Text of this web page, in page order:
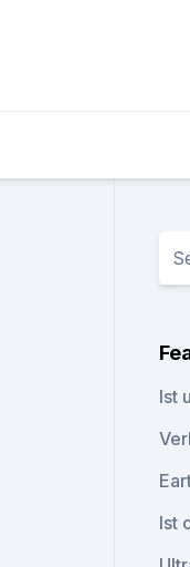
Ist
Ist